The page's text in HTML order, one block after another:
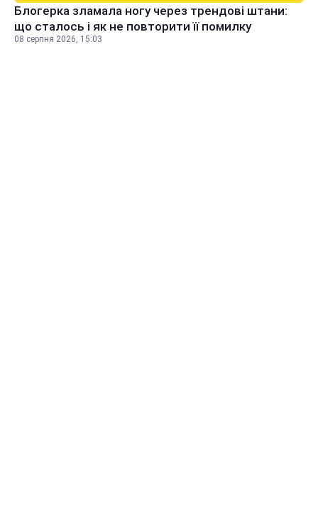
Блогерка зламала ногу через трендові штани:
що сталось і як не повторити її помилку
08 серпня 2026, 15:03